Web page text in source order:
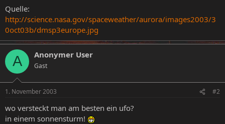
Quelle:
http://science.nasa.gov/spaceweather/aurora/images2003/3
0oct03b/dmsp3europe.jpg
A Anonymer User
Gast
1. November 2003 #2
wo versteckt man am besten ein ufo?
in einem sonnensturm!